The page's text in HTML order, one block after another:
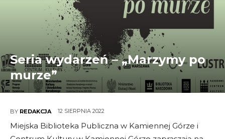
Seria wydarzeń – „Marzymy po
murze”
BY REDAKCJA 12 SIERPNIA 2022
Miejska Biblioteka Publiczna w Kamiennej Górze i